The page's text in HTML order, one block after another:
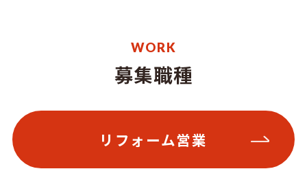
WORK
募集職種
リフォーム営業